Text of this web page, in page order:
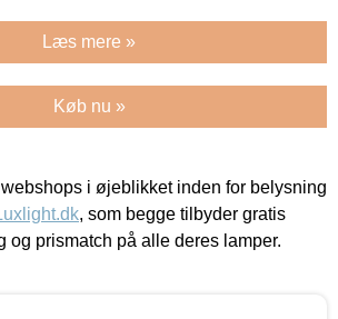
Læs mere »
Køb nu »
i øjeblikket inden for belysning
, som begge tilbyder gratis
og prismatch på alle deres lamper.